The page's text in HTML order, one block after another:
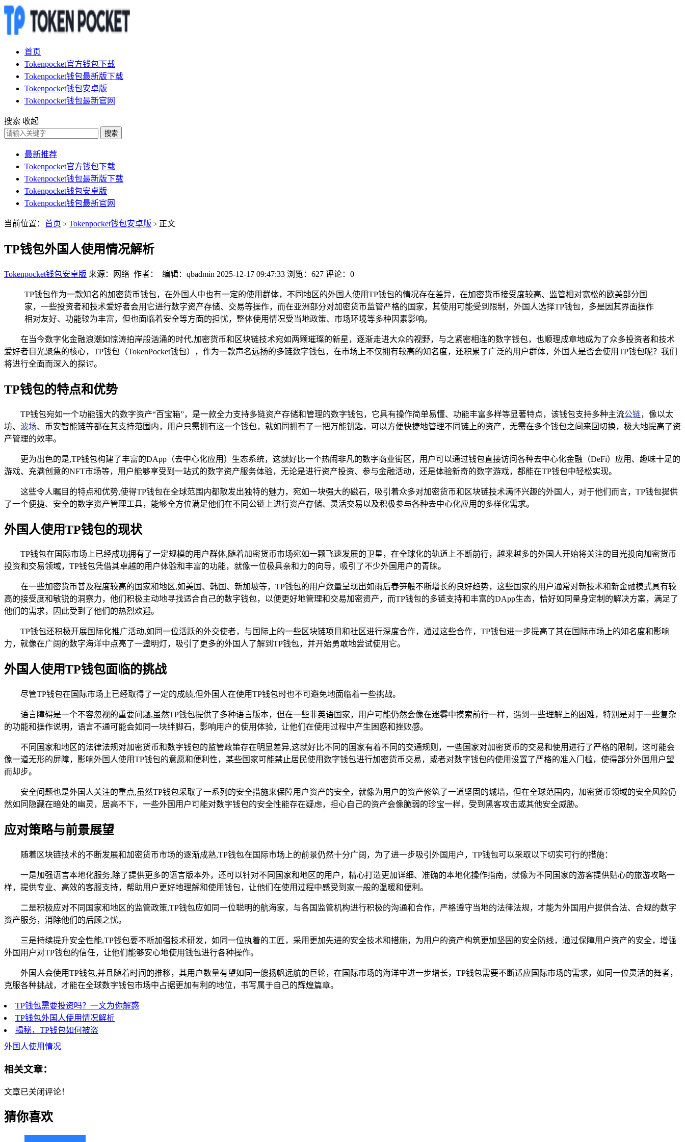
首页
Tokenpocket官方钱包下载
Tokenpocket钱包最新版下载
Tokenpocket钱包安卓版
Tokenpocket钱包最新官网
搜索 收起
搜索
最新推荐
Tokenpocket官方钱包下载
Tokenpocket钱包最新版下载
Tokenpocket钱包安卓版
Tokenpocket钱包最新官网
当前位置： 首页 > Tokenpocket钱包安卓版 > 正文
TP钱包外国人使用情况解析
Tokenpocket钱包安卓版 来源：网络 作者： 编辑：qbadmin 2025-12-17 09:47:33 浏览：627 评论：0
TP钱包作为一款知名的加密货币钱包，在外国人中也有一定的使用群体，不同地区的外国人使用TP钱包的情况存在差异，在加密货币接受度较高、监管相对宽松的欧美部分国
家，一些投资者和技术爱好者会用它进行数字资产存储、交易等操作，而在亚洲部分对加密货币监管严格的国家，其使用可能受到限制，外国人选择TP钱包，多是因其界面操作
相对友好、功能较为丰富，但也面临着安全等方面的担忧，整体使用情况受当地政策、市场环境等多种因素影响。
在当今数字化金融浪潮如惊涛拍岸般汹涌的时代,加密货币和区块链技术宛如两颗璀璨的新星，逐渐走进大众的视野，与之紧密相连的数字钱包，也顺理成章地成为了众多投资者和技术
爱好者目光聚焦的核心，TP钱包（TokenPocket钱包），作为一款声名远扬的多链数字钱包，在市场上不仅拥有较高的知名度，还积累了广泛的用户群体，外国人是否会使用TP钱包呢？我们
将进行全面而深入的探讨。
TP钱包的特点和优势
TP钱包宛如一个功能强大的数字资产“百宝箱”，是一款全力支持多链资产存储和管理的数字钱包，它具有操作简单易懂、功能丰富多样等显著特点，该钱包支持多种主流公链，像以太
坊、 波场、币安智能链等都在其支持范围内，用户只需拥有这一个钱包，就如同拥有了一把万能钥匙，可以方便快捷地管理不同链上的资产，无需在多个钱包之间来回切换，极大地提高了资
产管理的效率。
更为出色的是,TP钱包构建了丰富的DApp（去中心化应用）生态系统，这就好比一个热闹非凡的数字商业街区，用户可以通过钱包直接访问各种去中心化金融（DeFi）应用、趣味十足的
游戏、充满创意的NFT市场等，用户能够享受到一站式的数字资产服务体验，无论是进行资产投资、参与金融活动，还是体验新奇的数字游戏，都能在TP钱包中轻松实现。
这些令人瞩目的特点和优势,使得TP钱包在全球范围内都散发出独特的魅力，宛如一块强大的磁石，吸引着众多对加密货币和区块链技术满怀兴趣的外国人，对于他们而言，TP钱包提供
了一个便捷、安全的数字资产管理工具，能够全方位满足他们在不同公链上进行资产存储、灵活交易以及积极参与各种去中心化应用的多样化需求。
外国人使用TP钱包的现状
TP钱包在国际市场上已经成功拥有了一定规模的用户群体,随着加密货币市场宛如一颗飞速发展的卫星，在全球化的轨道上不断前行，越来越多的外国人开始将关注的目光投向加密货币
投资和交易领域，TP钱包凭借其卓越的用户体验和丰富的功能，就像一位极具亲和力的向导，吸引了不少外国用户的青睐。
在一些加密货币普及程度较高的国家和地区,如美国、韩国、新加坡等，TP钱包的用户数量呈现出如雨后春笋般不断增长的良好趋势，这些国家的用户通常对新技术和新金融模式具有较
高的接受度和敏锐的洞察力，他们积极主动地寻找适合自己的数字钱包，以便更好地管理和交易加密资产，而TP钱包的多链支持和丰富的DApp生态，恰好如同量身定制的解决方案，满足了
他们的需求，因此受到了他们的热烈欢迎。
TP钱包还积极开展国际化推广活动,如同一位活跃的外交使者，与国际上的一些区块链项目和社区进行深度合作，通过这些合作，TP钱包进一步提高了其在国际市场上的知名度和影响
力，就像在广阔的数字海洋中点亮了一盏明灯，吸引了更多的外国人了解到TP钱包，并开始勇敢地尝试使用它。
外国人使用TP钱包面临的挑战
尽管TP钱包在国际市场上已经取得了一定的成绩,但外国人在使用TP钱包时也不可避免地面临着一些挑战。
语言障碍是一个不容忽视的重要问题,虽然TP钱包提供了多种语言版本，但在一些非英语国家，用户可能仍然会像在迷雾中摸索前行一样，遇到一些理解上的困难，特别是对于一些复杂
的功能和操作说明，语言不通可能会如同一块绊脚石，影响用户的使用体验，让他们在使用过程中产生困惑和挫败感。
不同国家和地区的法律法规对加密货币和数字钱包的监管政策存在明显差异,这就好比不同的国家有着不同的交通规则，一些国家对加密货币的交易和使用进行了严格的限制，这可能会
像一道无形的屏障，影响外国人使用TP钱包的意愿和便利性，某些国家可能禁止居民使用数字钱包进行加密货币交易，或者对数字钱包的使用设置了严格的准入门槛，使得部分外国用户望
而却步。
安全问题也是外国人关注的重点,虽然TP钱包采取了一系列的安全措施来保障用户资产的安全，就像为用户的资产修筑了一道坚固的城墙，但在全球范围内，加密货币领域的安全风险仍
然如同隐藏在暗处的幽灵，居高不下，一些外国用户可能对数字钱包的安全性能存在疑虑，担心自己的资产会像脆弱的珍宝一样，受到黑客攻击或其他安全威胁。
应对策略与前景展望
随着区块链技术的不断发展和加密货币市场的逐渐成熟,TP钱包在国际市场上的前景仍然十分广阔，为了进一步吸引外国用户，TP钱包可以采取以下切实可行的措施：
一是加强语言本地化服务,除了提供更多的语言版本外，还可以针对不同国家和地区的用户，精心打造更加详细、准确的本地化操作指南，就像为不同国家的游客提供贴心的旅游攻略一
样，提供专业、高效的客服支持，帮助用户更好地理解和使用钱包，让他们在使用过程中感受到家一般的温暖和便利。
二是积极应对不同国家和地区的监管政策,TP钱包应如同一位聪明的航海家，与各国监管机构进行积极的沟通和合作，严格遵守当地的法律法规，才能为外国用户提供合法、合规的数字
资产服务，消除他们的后顾之忧。
三是持续提升安全性能,TP钱包要不断加强技术研发，如同一位执着的工匠，采用更加先进的安全技术和措施，为用户的资产构筑更加坚固的安全防线，通过保障用户资产的安全，增强
外国用户对TP钱包的信任，让他们能够安心地使用钱包进行各种操作。
外国人会使用TP钱包,并且随着时间的推移，其用户数量有望如同一艘扬帆远航的巨轮，在国际市场的海洋中进一步增长，TP钱包需要不断适应国际市场的需求，如同一位灵活的舞者，
克服各种挑战，才能在全球数字钱包市场中占据更加有利的地位，书写属于自己的辉煌篇章。
TP钱包需要投资吗？一文为你解惑
TP钱包外国人使用情况解析
揭秘，TP钱包如何被盗
外国人使用情况
相关文章：
文章已关闭评论！
猜你喜欢